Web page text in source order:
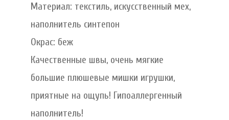
Материал: текстиль, искусственный мех,
наполнитель синтепон
Окрас: беж
Качественные швы, очень мягкие
большие плюшевые мишки игрушки,
приятные на ощупь! Гипоаллергенный
наполнитель!